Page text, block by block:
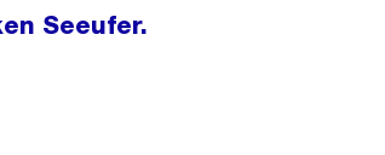
Seeufer.